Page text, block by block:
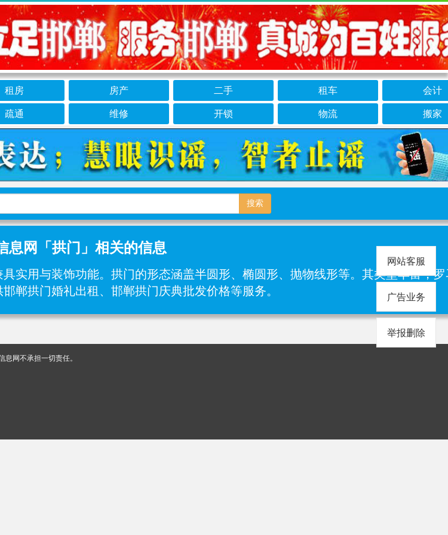
租房 房产 二手 租车 会计
疏通 维修 开锁 物流 搬家
搜索
息网「拱门」相关的信息
实用与装饰功能。拱门的形态涵盖半圆形、椭圆形、抛物线形等。其类型丰富，
郸拱门婚礼出租、邯郸拱门庆典批发价格等服务。
网不承担一切责任。
网站客服
广告业务
举报删除